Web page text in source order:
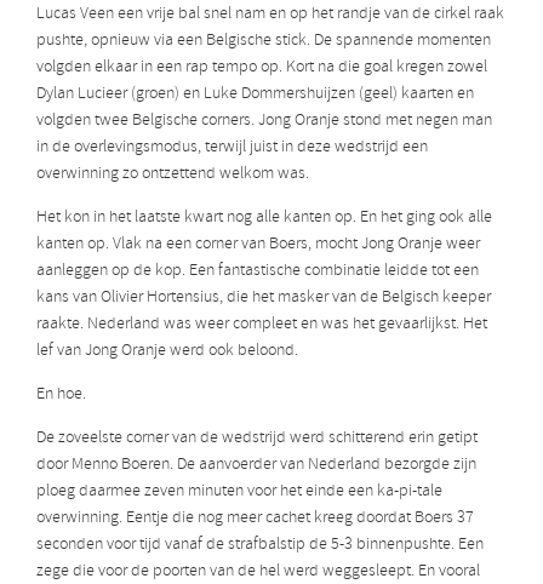
Lucas Veen een vrije bal snel nam en op het randje van de cirkel raak
pushte, opnieuw via een Belgische stick. De spannende momenten
volgden elkaar in een rap tempo op. Kort na die goal kregen zowel
Dylan Lucieer (groen) en Luke Dommershuijzen (geel) kaarten en
volgden twee Belgische corners. Jong Oranje stond met negen man
in de overlevingsmodus, terwijl juist in deze wedstrijd een
overwinning zo ontzettend welkom was.
Het kon in het laatste kwart nog alle kanten op. En het ging ook alle
kanten op. Vlak na een corner van Boers, mocht Jong Oranje weer
aanleggen op de kop. Een fantastische combinatie leidde tot een
kans van Olivier Hortensius, die het masker van de Belgisch keeper
raakte. Nederland was weer compleet en was het gevaarlijkst. Het
lef van Jong Oranje werd ook beloond.
En hoe.
De zoveelste corner van de wedstrijd werd schitterend erin getipt
door Menno Boeren. De aanvoerder van Nederland bezorgde zijn
ploeg daarmee zeven minuten voor het einde een ka-pi-tale
overwinning. Eentje die nog meer cachet kreeg doordat Boers 37
seconden voor tijd vanaf de strafbalstip de 5-3 binnenpushte. Een
zege die voor de poorten van de hel werd weggesleept. En vooral